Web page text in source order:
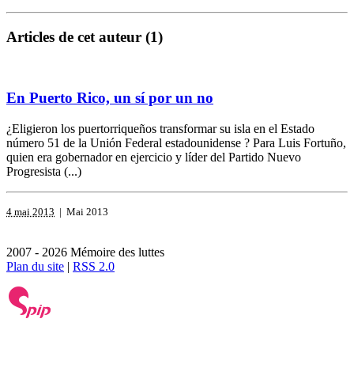
Articles de cet auteur (1)
En Puerto Rico, un sí por un no
¿Eligieron los puertorriqueños transformar su isla en el Estado
número 51 de la Unión Federal estadounidense ? Para Luis Fortuño,
quien era gobernador en ejercicio y líder del Partido Nuevo
Progresista (...)
4 mai 2013 | Mai 2013
2007 - 2026 Mémoire des luttes
Plan du site | RSS 2.0